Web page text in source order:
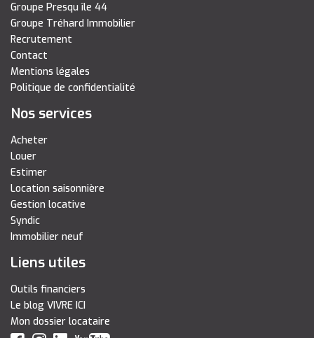
Groupe Presqu île 44
Groupe Tréhard Immobilier
Recrutement
Contact
Mentions légales
Politique de confidentialité
Nos services
Acheter
Louer
Estimer
Location saisonnière
Gestion locative
Syndic
Immobilier neuf
Liens utiles
Outils financiers
Le blog VIVRE ICI
Mon dossier locataire